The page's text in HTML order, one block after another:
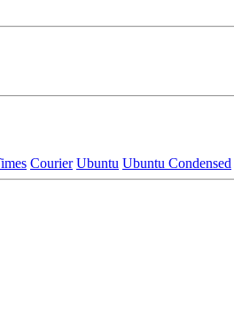
Courier Ubuntu Ubuntu Condensed